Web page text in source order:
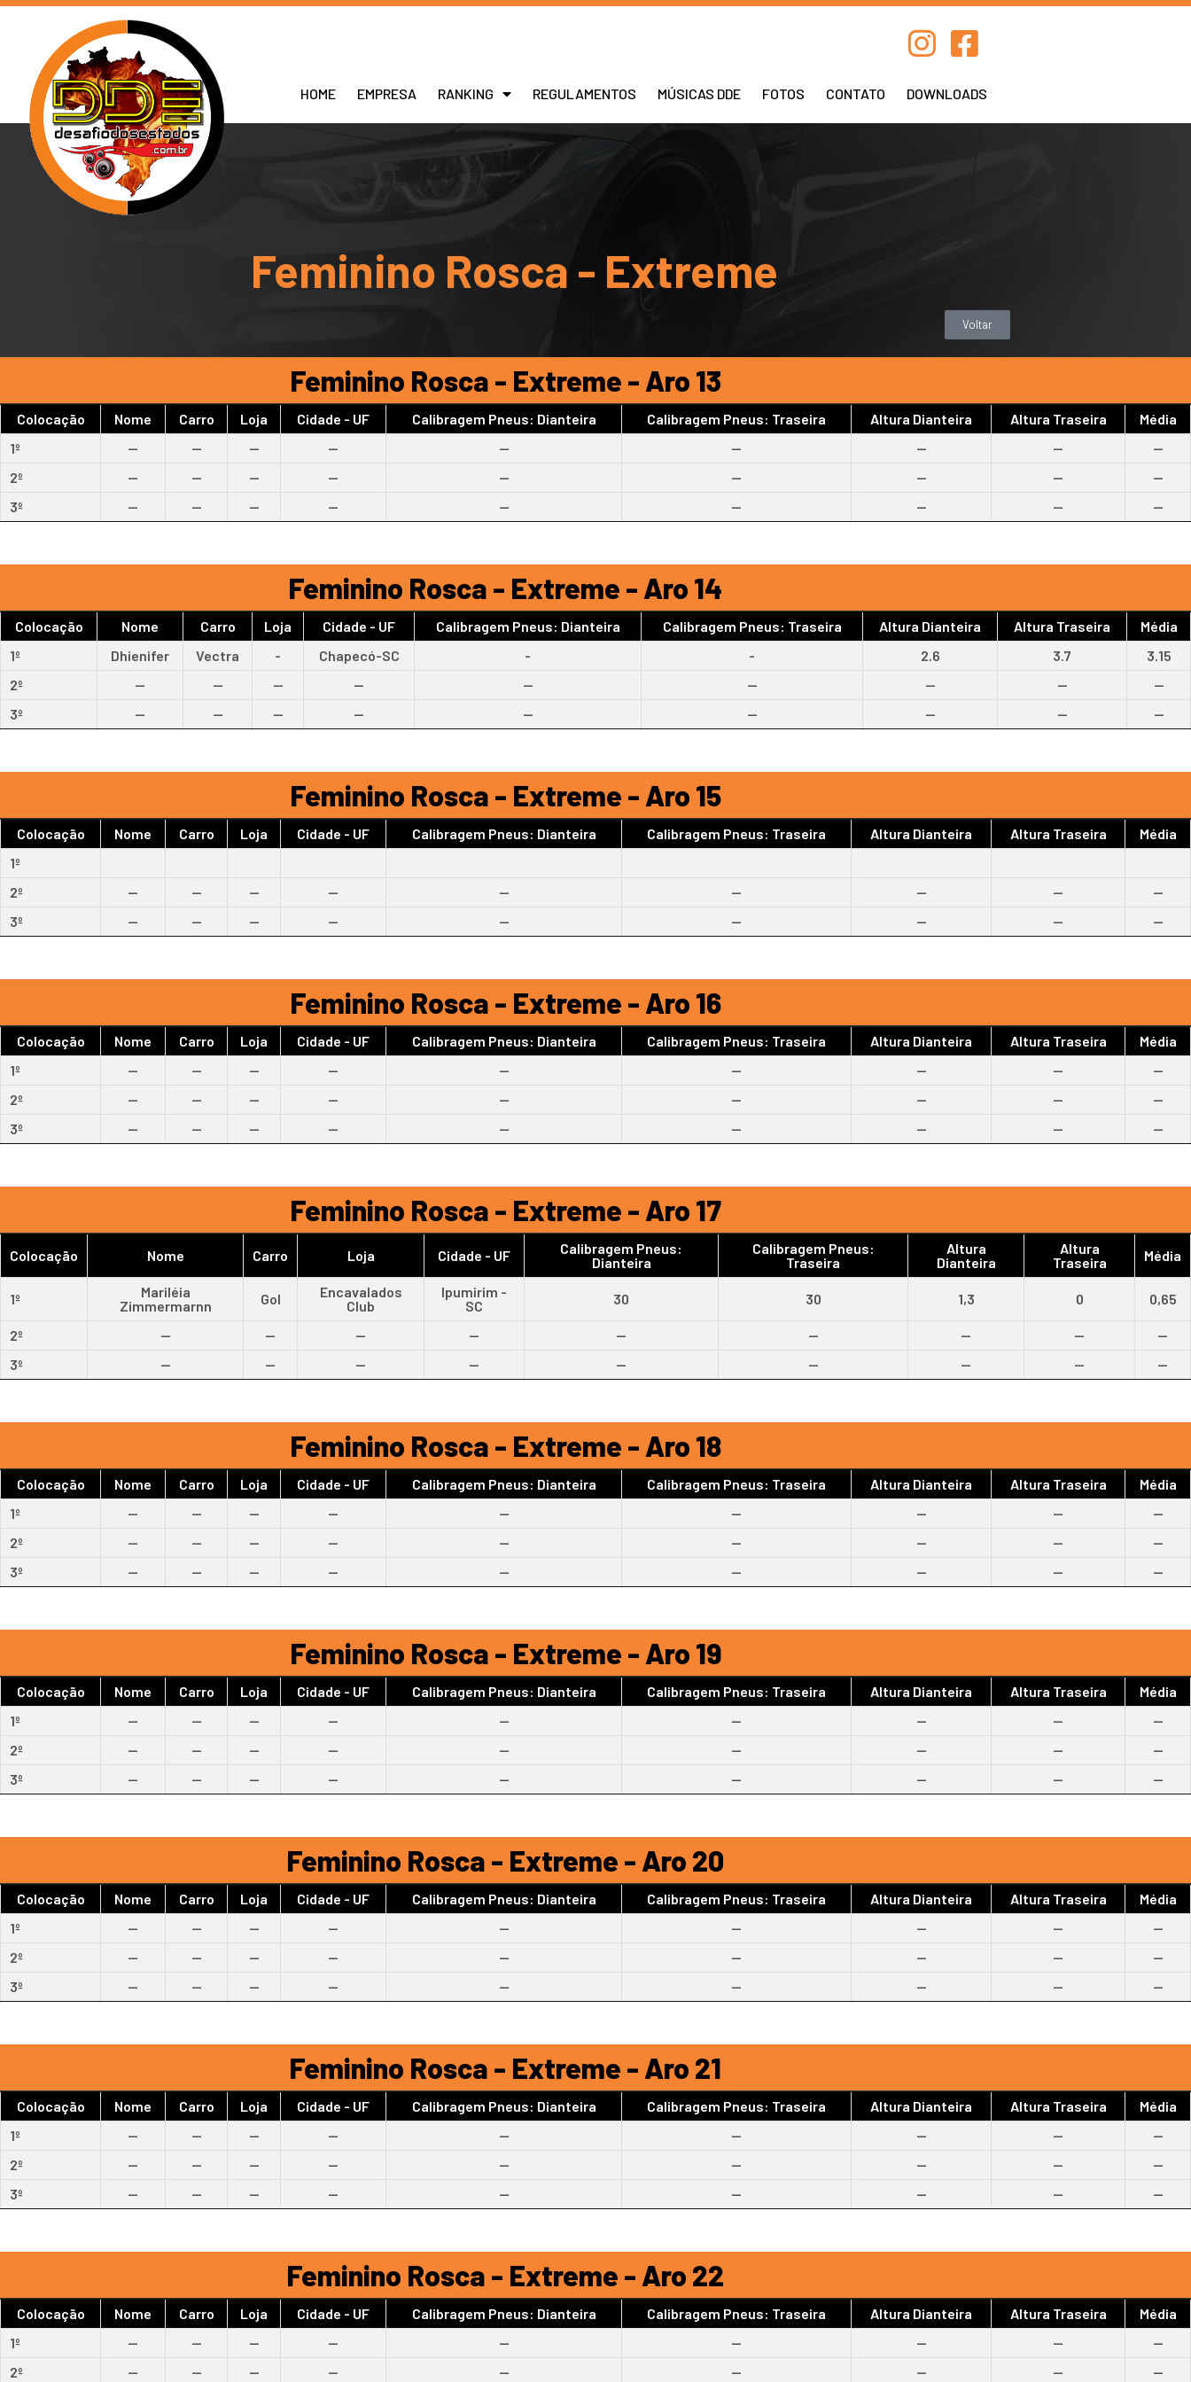
HOME EMPRESA RANKING REGULAMENTOS MÚSICAS DDE FOTOS CONTATO DOWNLOADS
Feminino Rosca - Extreme
Voltar
Feminino Rosca - Extreme - Aro 13
Colocação Nome Carro Loja Cidade - UF Calibragem Pneus: Dianteira Calibragem Pneus: Traseira Altura Dianteira Altura Traseira
Média
1º
-- -- -- -- -- -- -- --
--
2º
-- -- -- -- -- -- -- --
--
3º
-- -- -- -- -- -- -- -- --
Feminino Rosca - Extreme - Aro 14
Colocação Nome Carro Loja Cidade - UF Calibragem Pneus: Dianteira Calibragem Pneus: Traseira Altura Dianteira Altura Traseira
Média
1º
Dhienifer Vectra - Chapecó-SC - - 2.6 3.7
3.15
2º
-- -- -- -- -- -- -- --
--
3º
-- -- -- -- -- -- -- -- --
Feminino Rosca - Extreme - Aro 15
Colocação Nome Carro Loja Cidade - UF Calibragem Pneus: Dianteira Calibragem Pneus: Traseira Altura Dianteira Altura Traseira
Média
1º
2º
-- -- -- -- -- -- -- --
--
3º
-- -- -- -- -- -- -- -- --
Feminino Rosca - Extreme - Aro 16
Colocação Nome Carro Loja Cidade - UF Calibragem Pneus: Dianteira Calibragem Pneus: Traseira Altura Dianteira Altura Traseira
Média
1º
-- -- -- -- -- -- -- --
--
2º
-- -- -- -- -- -- -- --
--
3º
-- -- -- -- -- -- -- -- --
Feminino Rosca - Extreme - Aro 17
Colocação Nome Carro Loja Cidade - UF
Calibragem Pneus:
Dianteira
Calibragem Pneus:
Traseira
Altura
Dianteira
Altura
Traseira
Média
1º
Mariléia
Zimmermarnn
Gol
Encavalados
Club
Ipumirim -
SC
30 30 1,3 0 0,65
2º -- -- -- -- -- -- -- --
--
3º
-- -- -- -- -- -- -- -- --
Feminino Rosca - Extreme - Aro 18
Colocação Nome Carro Loja Cidade - UF Calibragem Pneus: Dianteira Calibragem Pneus: Traseira Altura Dianteira Altura Traseira
Média
1º
-- -- -- -- -- -- -- --
--
2º
-- -- -- -- -- -- -- --
--
3º
-- -- -- -- -- -- -- -- --
Feminino Rosca - Extreme - Aro 19
Colocação Nome Carro Loja Cidade - UF Calibragem Pneus: Dianteira Calibragem Pneus: Traseira Altura Dianteira Altura Traseira
Média
1º
-- -- -- -- -- -- -- --
--
2º
-- -- -- -- -- -- -- --
--
3º
-- -- -- -- -- -- -- -- --
Feminino Rosca - Extreme - Aro 20
Colocação Nome Carro Loja Cidade - UF Calibragem Pneus: Dianteira Calibragem Pneus: Traseira Altura Dianteira Altura Traseira
Média
1º
-- -- -- -- -- -- -- --
--
2º
-- -- -- -- -- -- -- --
--
3º
-- -- -- -- -- -- -- -- --
Feminino Rosca - Extreme - Aro 21
Colocação Nome Carro Loja Cidade - UF Calibragem Pneus: Dianteira Calibragem Pneus: Traseira Altura Dianteira Altura Traseira
Média
1º
-- -- -- -- -- -- -- --
--
2º
-- -- -- -- -- -- -- --
--
3º
-- -- -- -- -- -- -- -- --
Feminino Rosca - Extreme - Aro 22
Colocação Nome Carro Loja Cidade - UF Calibragem Pneus: Dianteira Calibragem Pneus: Traseira Altura Dianteira Altura Traseira
Média
1º
-- -- -- -- -- -- -- --
--
2º
-- -- -- -- -- -- -- -- --